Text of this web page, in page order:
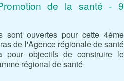
de la santé - 9
sont ouvertes pour cette 4ème
de l'Agence régionale de santé
pour objectifs de construire le
régional de santé